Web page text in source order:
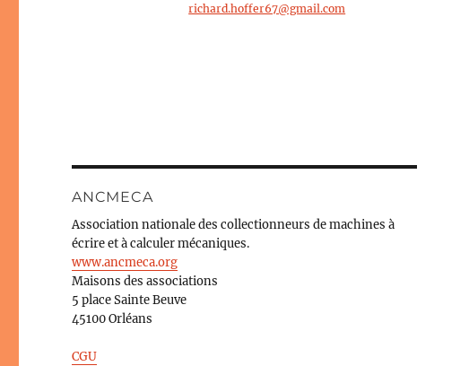
richard.hoffer67@gmail.com
ANCMECA
Association nationale des collectionneurs de machines à
écrire et à calculer mécaniques.
www.ancmeca.org
Maisons des associations
5 place Sainte Beuve
45100 Orléans
CGU